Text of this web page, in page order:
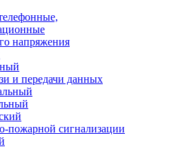
напряжения
и передачи данных
пожарной сигнализации